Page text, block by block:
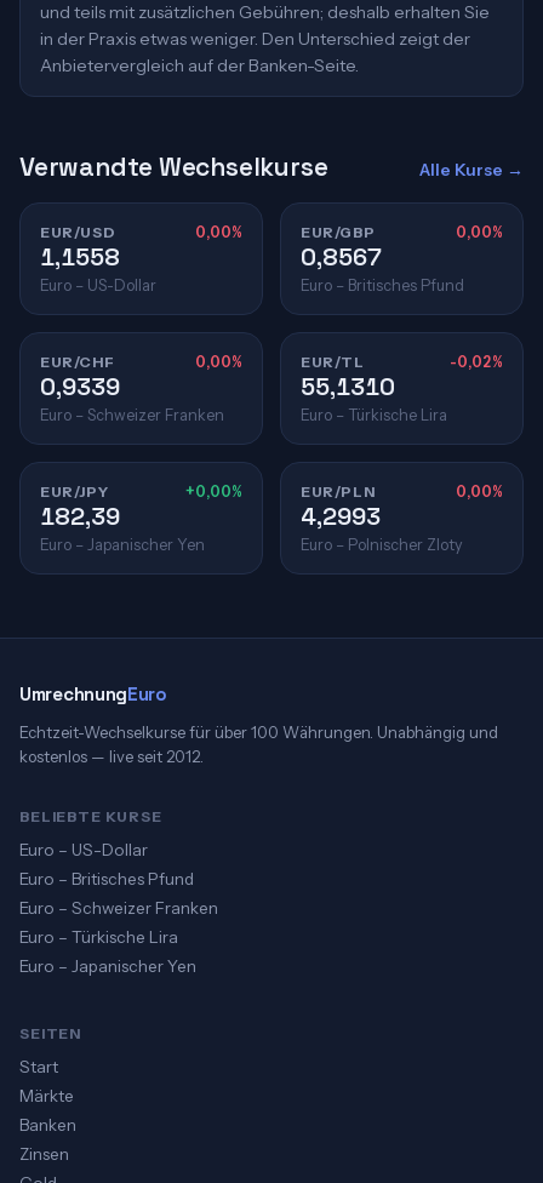
und teils mit zusätzlichen Gebühren; deshalb erhalten Sie
in der Praxis etwas weniger. Den Unterschied zeigt der
Anbietervergleich auf der Banken-Seite.
Verwandte Wechselkurse Alle Kurse →
EUR/USD 0,00%
1,1558
Euro – US-Dollar
EUR/GBP 0,00%
0,8567
Euro – Britisches Pfund
EUR/CHF 0,00%
0,9339
Euro – Schweizer Franken
EUR/TL -0,02%
55,1310
Euro – Türkische Lira
EUR/JPY +0,00%
182,39
Euro – Japanischer Yen
EUR/PLN 0,00%
4,2993
Euro – Polnischer Zloty
UmrechnungEuro
Echtzeit-Wechselkurse für über 100 Währungen. Unabhängig und
kostenlos — live seit 2012.
BELIEBTE KURSE
Euro – US-Dollar
Euro – Britisches Pfund
Euro – Schweizer Franken
Euro – Türkische Lira
Euro – Japanischer Yen
SEITEN
Start
Märkte
Banken
Zinsen